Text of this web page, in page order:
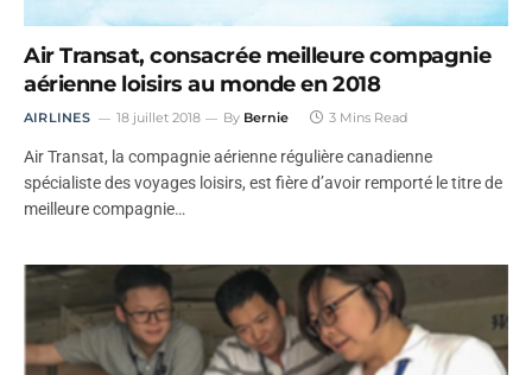
Air Transat, consacrée meilleure compagnie
aérienne loisirs au monde en 2018
AIRLINES 18 juillet 2018 By Bernie 3 Mins Read
Air Transat, la compagnie aérienne régulière canadienne
spécialiste des voyages loisirs, est fière d’avoir remporté le titre de
meilleure compagnie…